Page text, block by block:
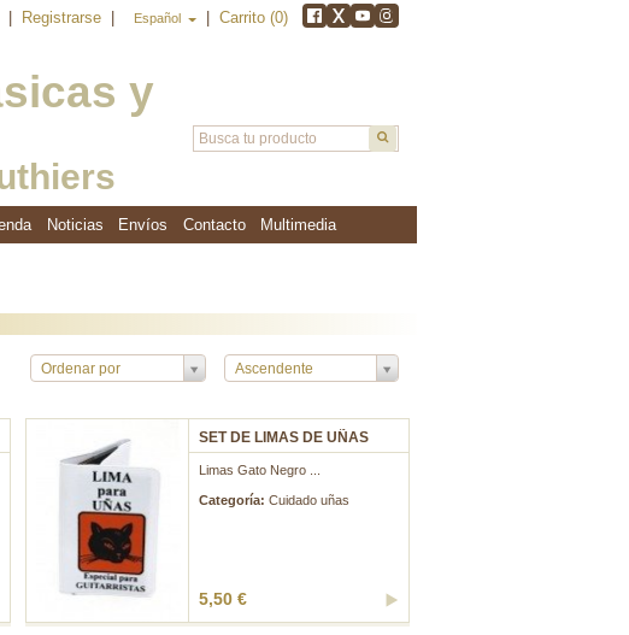
Registrarse Español Carrito (0)
y
Noticias Envíos Contacto Multimedia
Ascendente
Ordenar por
SET DE LIMAS DE UÑAS
Limas Gato Negro ...
Categoría:Cuidado uñas
5,50 €